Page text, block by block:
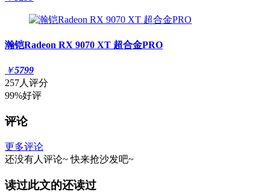
瀚铠Radeon RX 9070 XT 超合金PRO
￥5799
257人评分
99%好评
评论
更多评论
还没有人评论~ 快来抢沙发吧~
读过此文的还读过